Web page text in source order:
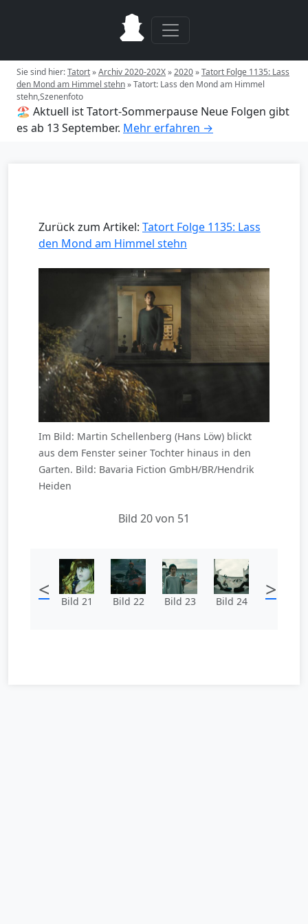
Sie sind hier:Tatort»Archiv 2020-202X»2020»Tatort Folge 1135: Lass
den Mond am Himmel stehn»Tatort: Lass den Mond am Himmel
stehn,Szenenfoto
🏖️ Aktuell ist Tatort-Sommerpause Neue Folgen gibt
es ab 13 September. Mehr erfahren →
Zurück zum Artikel: Tatort Folge 1135: Lass
den Mond am Himmel stehn
Im Bild: Martin Schellenberg (Hans Löw) blickt
aus dem Fenster seiner Tochter hinaus in den
Garten. Bild: Bavaria Fiction GmbH/BR/Hendrik
Heiden
Bild 20 von 51
< Bild 21 Bild 22 Bild 23 Bild 24 >